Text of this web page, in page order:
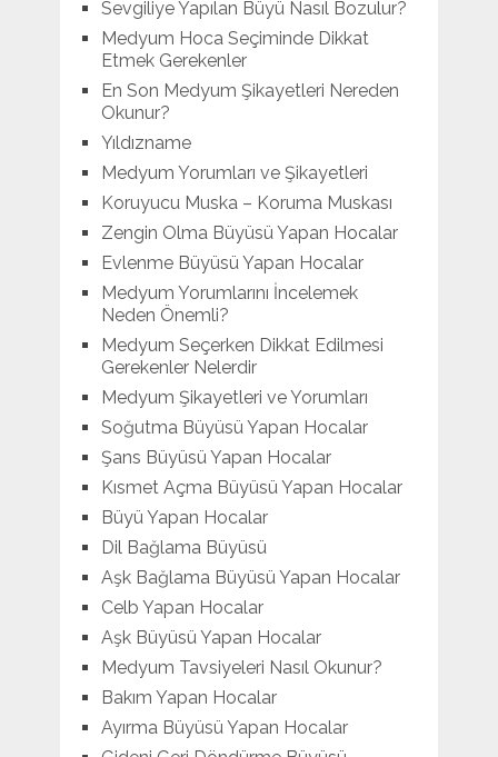
Sevgiliye Yapılan Büyü Nasıl Bozulur?
Medyum Hoca Seçiminde Dikkat
Etmek Gerekenler
En Son Medyum Şikayetleri Nereden
Okunur?
Yıldızname
Medyum Yorumları ve Şikayetleri
Koruyucu Muska – Koruma Muskası
Zengin Olma Büyüsü Yapan Hocalar
Evlenme Büyüsü Yapan Hocalar
Medyum Yorumlarını İncelemek
Neden Önemli?
Medyum Seçerken Dikkat Edilmesi
Gerekenler Nelerdir
Medyum Şikayetleri ve Yorumları
Soğutma Büyüsü Yapan Hocalar
Şans Büyüsü Yapan Hocalar
Kısmet Açma Büyüsü Yapan Hocalar
Büyü Yapan Hocalar
Dil Bağlama Büyüsü
Aşk Bağlama Büyüsü Yapan Hocalar
Celb Yapan Hocalar
Aşk Büyüsü Yapan Hocalar
Medyum Tavsiyeleri Nasıl Okunur?
Bakım Yapan Hocalar
Ayırma Büyüsü Yapan Hocalar